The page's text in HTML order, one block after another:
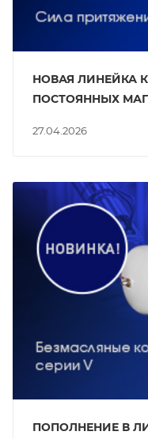
27.04.2026
НОВАЯ ЛИНЕЙКА
ПОСТОЯННЫХ
ПОПОЛНЕНИЕ В